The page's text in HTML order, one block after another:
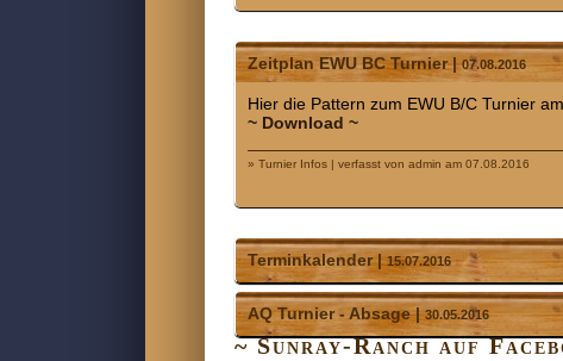
Zeitplan EWU BC Turnier |07.08.2016
Hier die Pattern zum EWU B/C Turnier
~ Download ~
» Turnier Infos | verfasst von admin am 07.08.2016
Terminkalender |15.07.2016
AQ Turnier - Absage |30.05.2016
~ Sunray-Ranch auf